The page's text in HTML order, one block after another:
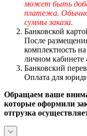
может быть
платежа. Обычно
суммы заказа.
Банковской
После
комплектность
личном кабинете
Банковский
Оплата для
Обращаем ваше
которые оформили
отгрузка